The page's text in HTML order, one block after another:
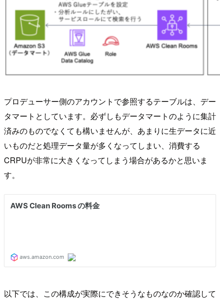
プロデューサー側のアカウントで参照するテーブルは、デー
タマートとしています。必ずしもデータマートのように集計
済みのものでなくても構いませんが、あまりに生データに近
いものだと処理データ量が多くなってしまい、消費する
CRPUが非常に大きくなってしまう場合があるかと思いま
す。
以下では、この構成が実際にできそうなものなのか確認して